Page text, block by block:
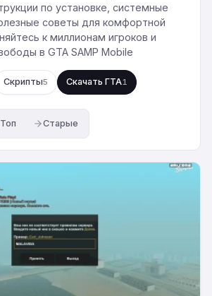
по установке, системные
советы для комфортной
к миллионам игроков и
в GTA SAMP Mobile
Скрипты5 Скачать ГТА1
Топ Старые